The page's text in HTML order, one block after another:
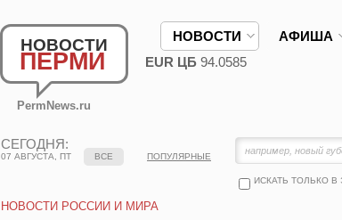
НОВОСТИ
ПЕРМИ
PermNews.ru
НОВОСТИ АФИША
EUR ЦБ 94.0585
СЕГОДНЯ:
07 АВГУСТА, ПТ
ИСКАТЬ ТОЛЬКО В
ВСЕ ПОПУЛЯРНЫЕ
НОВОСТИ РОССИИ И МИРА